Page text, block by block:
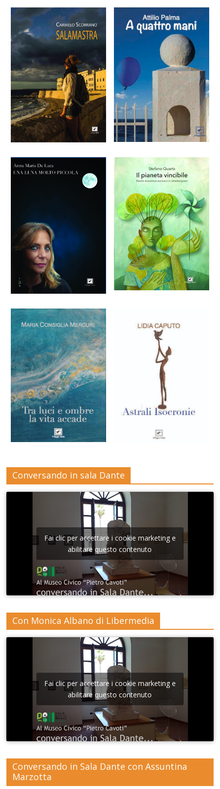
Conversando in sala Dante
Fai clic per accettare i cookie marketing e
abilitare questo contenuto
Con Monica Albano di Libermedia
Fai clic per accettare i cookie marketing e
abilitare questo contenuto
Conversando in Sala Dante con Assuntina
Marzotta